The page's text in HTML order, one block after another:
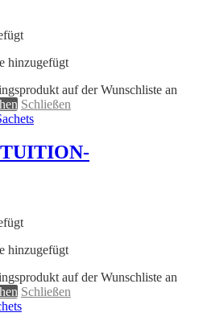
auf der Wunschliste an
Schließen
auf der Wunschliste an
Schließen